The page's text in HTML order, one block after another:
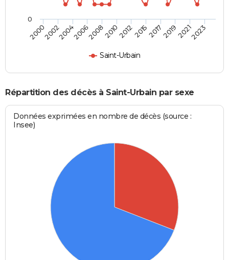
Saint-Urbain
200020022004200620082010201220152017201920212023
0
Répartition des décès à Saint-Urbain par sexe
Données exprimées en nombre de décès (source :
Insee)